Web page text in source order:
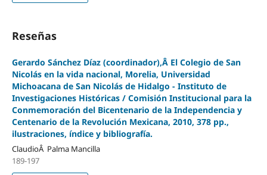
Reseñas
Gerardo Sánchez Díaz (coordinador),Â El Colegio de San
Nicolás en la vida nacional, Morelia, Universidad
Michoacana de San Nicolás de Hidalgo - Instituto de
Investigaciones Históricas / Comisión Institucional para la
Conmemoración del Bicentenario de la Independencia y
Centenario de la Revolución Mexicana, 2010, 378 pp.,
ilustraciones, índice y bibliografía.
ClaudioÂ Palma Mancilla
189-197